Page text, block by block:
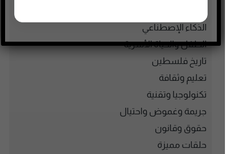
الذكاء الإصطناعي
الطفل والحياة الأسرية
تاريخ فلسطين
تعليم وثقافة
تكنولوجيا وتقنية
جريمة وغموض واحتيال
حقوق وقانون
حلقات مميزة